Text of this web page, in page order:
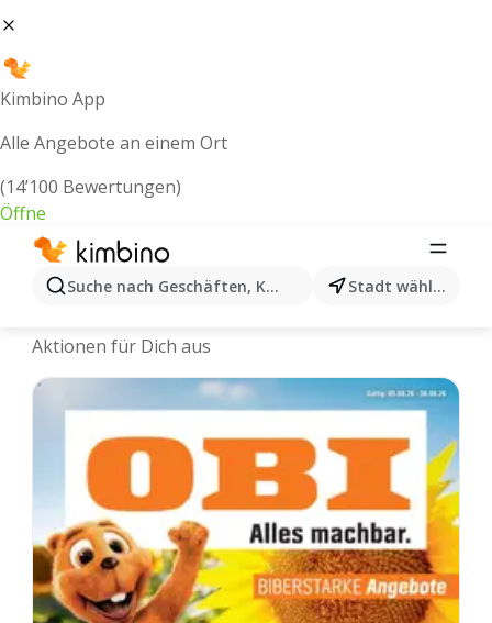
Kimbino App
Alle Angebote an einem Ort
(14’100 Bewertungen)
Öffne
Suche nach Geschäften, Kategorien, Produkten...
Stadt wählen
Aktionen, Rabatte und Angebote
Aktionen für Dich aus